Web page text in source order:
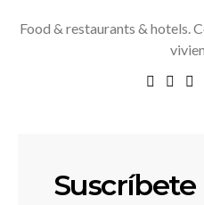
Food & restaurants & hotels.
Suscríbete